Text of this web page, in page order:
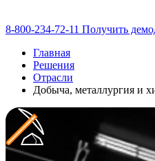
8-800-234-72-11 Получить
Главная
Решения
Отрасли
Добыча, металлургия и